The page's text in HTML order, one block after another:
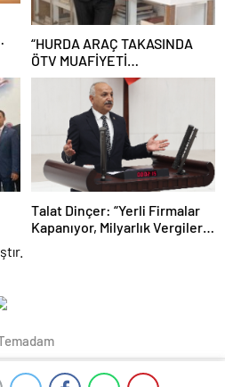
“HURDA ARAÇ TAKASINDA
ÖTV MUAFİYETİ
UYGULANMASI TRAFİK
GÜVENLİĞİNİ ARTIRIR”
Talat Dinçer: “Yerli Firmalar
Kapanıyor, Milyarlık Vergiler